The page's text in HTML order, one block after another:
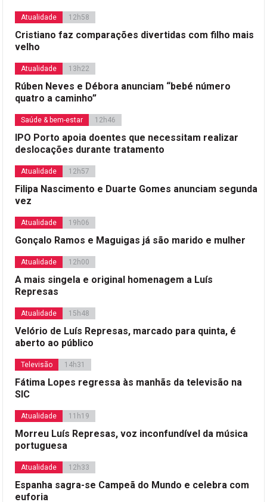
Atualidade 12h58
Cristiano faz comparações divertidas com filho mais
velho
Atualidade 13h22
Rúben Neves e Débora anunciam “bebé número
quatro a caminho”
Saúde & bem-estar 12h46
IPO Porto apoia doentes que necessitam realizar
deslocações durante tratamento
Atualidade 12h57
Filipa Nascimento e Duarte Gomes anunciam segunda
vez
Atualidade 19h06
Gonçalo Ramos e Maguigas já são marido e mulher
Atualidade 12h00
A mais singela e original homenagem a Luís
Represas
Atualidade 15h48
Velório de Luís Represas, marcado para quinta, é
aberto ao público
Televisão 14h31
Fátima Lopes regressa às manhãs da televisão na
SIC
Atualidade 11h19
Morreu Luís Represas, voz inconfundível da música
portuguesa
Atualidade 12h33
Espanha sagra-se Campeã do Mundo e celebra com
euforia